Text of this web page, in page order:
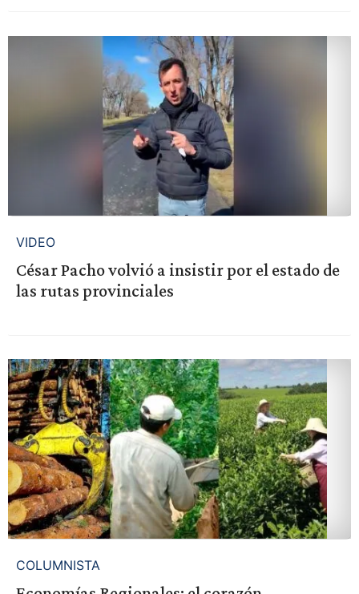
VIDEO
César Pacho volvió a insistir por el estado de
las rutas provinciales
COLUMNISTA